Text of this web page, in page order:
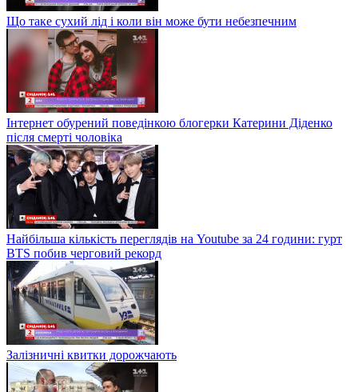
Що таке сухий лід і коли він може бути небезпечним
Інтернет обурений поведінкою блогерки Катерини Діденко
після смерті чоловіка
Найбільша кількість переглядів на Youtube за 24 години: гурт
BTS побив черговий рекорд
Залізничні квитки дорожчають